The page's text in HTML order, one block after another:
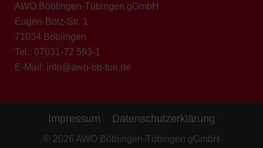
AWO Böblingen-Tübingen gGmbH
Eugen-Bolz-Str. 1
71034 Böblingen
Tel.: 07031-72 593-1
E-Mail: info@awo-bb-tue.de
Impressum Datenschutzerklärung
© 2026 AWO Böblingen-Tübingen gGmbH